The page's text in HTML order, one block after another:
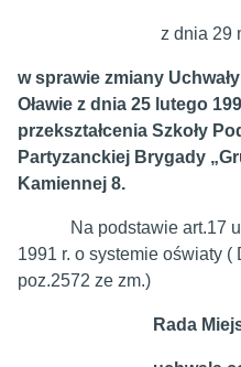
z dnia 29
w sprawie zmiany
Oławie z dnia 25 lutego
przekształcenia Szkoły
Partyzanckiej Brygady
Kamiennej 8.
Na podstawie art.17
1991 r. o systemie oświaty (
poz.2572 ze zm.)
Rada